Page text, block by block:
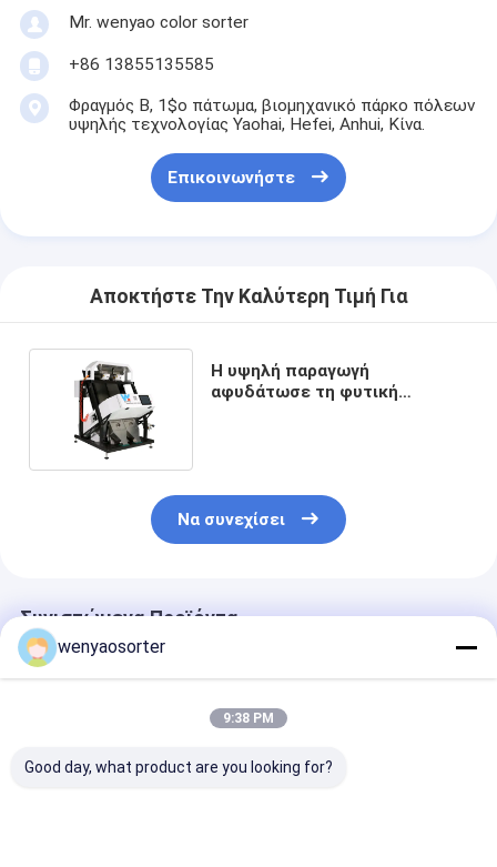
Mr. wenyao color sorter
+86 13855135585
Φραγμός Β, 1$ο πάτωμα, βιομηχανικό πάρκο πόλεων
υψηλής τεχνολογίας Yaohai, Hefei, Anhui, Κίνα.
Επικοινωνήστε
Αποκτήστε Την Καλύτερη Τιμή Για
Η υψηλή παραγωγή
αφυδάτωσε τη φυτική
Να συνεχίσει
Συνιστώμενα Προϊόντα
wenyaosorter
9:38 PM
Good day, what product are you looking for?